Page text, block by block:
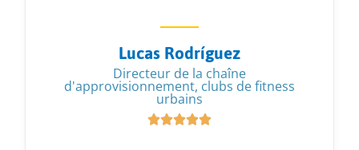
Lucas Rodríguez
Directeur de la chaîne
d'approvisionnement, clubs de fitness
urbains
